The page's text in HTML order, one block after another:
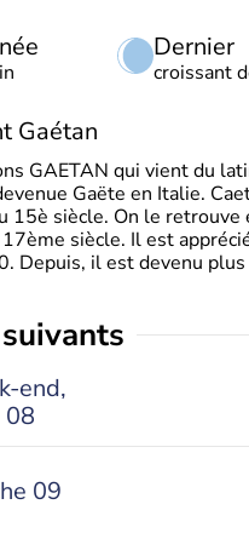
Dernier
croissant
Gaétan
GAETAN qui vient du
Gaëte en Italie.
15è siècle. On le retrouve
siècle. Il est
Depuis, il est devenu
end,
08
09